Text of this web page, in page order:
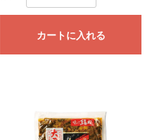
カートに入れる